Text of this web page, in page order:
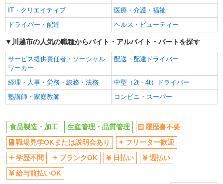
IT・クリエイティブ
医療・介護・福祉
ドライバー・配達
ヘルス・ビューティー
川越市の人気の職種からバイト・アルバイト・パートを探す
サービス提供責任者・ソーシャル
ワーカー
配送・配達ドライバー
経理・人事・労務・総務・法務
中型（2t・4t）ドライバー
塾講師・家庭教師
コンビニ・スーパー
食品製造・加工 生産管理・品質管理
履歴書不要
職場見学OKまたは説明会あり
フリーター歓迎
学歴不問
ブランクOK 日払い
週払い
給与前払いOK